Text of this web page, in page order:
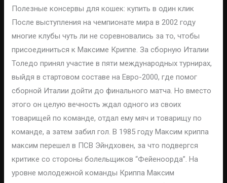
Полезные консервы для кошек: купить в один клик
После выступления на чемпионате мира в 2002 году
многие клубы чуть ли не соревновались за то, чтобы
присоединиться к Максиме Криппе. За сборную Италии
Толедо принял участие в пяти международных турнирах,
выйдя в стартовом составе на Евро-2000, где помог
сборной Италии дойти до финального матча. Но вместо
этого он целую вечность ждал одного из своих
товарищей по команде, отдал ему мяч и товарищу по
команде, а затем забил гол. В 1985 году Максим криппа
максим перешел в ПСВ Эйндховен, за что подвергся
критике со стороны болельщиков “Фейеноорда”. На
уровне молодежной команды Криппа Максим